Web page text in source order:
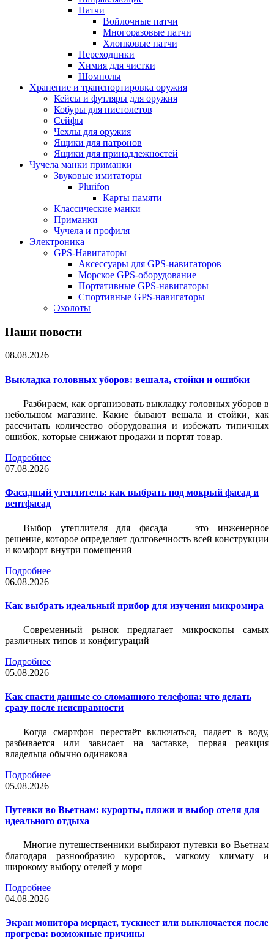
Патчи
Войлочные патчи
Многоразовые патчи
Хлопковые патчи
Переходники
Химия для чистки
Шомполы
Хранение и транспортировка оружия
Кейсы и футляры для оружия
Кобуры для пистолетов
Сейфы
Чехлы для оружия
Ящики для патронов
Ящики для принадлежностей
Чучела манки приманки
Звуковые имитаторы
Plurifon
Карты памяти
Классические манки
Приманки
Чучела и профиля
Электроника
GPS-Навигаторы
Аксессуары для GPS-навигаторов
Морское GPS-оборудование
Портативные GPS-навигаторы
Спортивные GPS-навигаторы
Эхолоты
Наши новости
08.08.2026
Выкладка головных уборов: вешала, стойки и ошибки
Разбираем, как организовать выкладку головных уборов в
небольшом магазине. Какие бывают вешала и стойки, как
рассчитать количество оборудования и избежать типичных
ошибок, которые снижают продажи и портят товар.
Подробнее
07.08.2026
Фасадный утеплитель: как выбрать под мокрый фасад и
вентфасад
Выбор утеплителя для фасада — это инженерное
решение, которое определяет долговечность всей конструкции
и комфорт внутри помещений
Подробнее
06.08.2026
Как выбрать идеальный прибор для изучения микромира
Современный рынок предлагает микроскопы самых
различных типов и конфигураций
Подробнее
05.08.2026
Как спасти данные со сломанного телефона: что делать
сразу после неисправности
Когда смартфон перестаёт включаться, падает в воду,
разбивается или зависает на заставке, первая реакция
владельца обычно одинакова
Подробнее
05.08.2026
Путевки во Вьетнам: курорты, пляжи и выбор отеля для
идеального отдыха
Многие путешественники выбирают путевки во Вьетнам
благодаря разнообразию курортов, мягкому климату и
широкому выбору отелей у моря
Подробнее
04.08.2026
Экран монитора мерцает, тускнеет или выключается после
прогрева: возможные причины